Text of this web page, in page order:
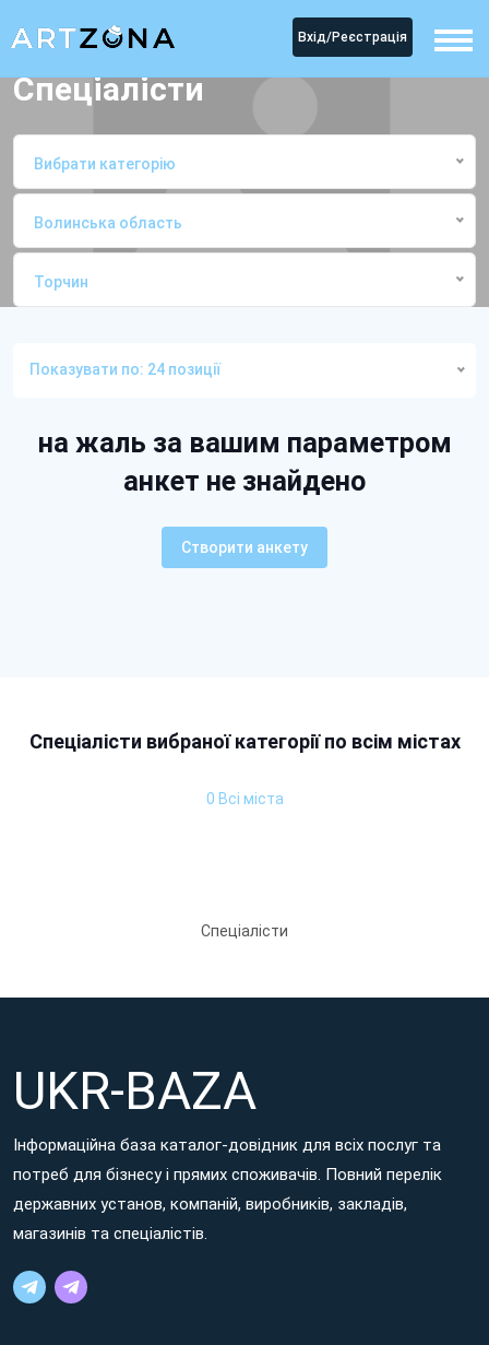
Вхід/Реєстрація
Спеціалісти
Вибрати категорію
Волинська область
Торчин
Показувати по: 24 позиції
на жаль за вашим параметром
анкет не знайдено
Створити анкету
Спеціалісти вибраної категорії по всім містах
0 Всі міста
Спеціалісти
UKR-BAZA
Інформаційна база каталог-довідник для всіх послуг та
потреб для бізнесу і прямих споживачів. Повний перелік
державних установ, компаній, виробників, закладів,
магазинів та спеціалістів.